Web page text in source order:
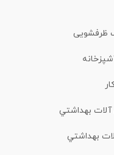
ظرفشویی
بهداشتي
بهداشتي